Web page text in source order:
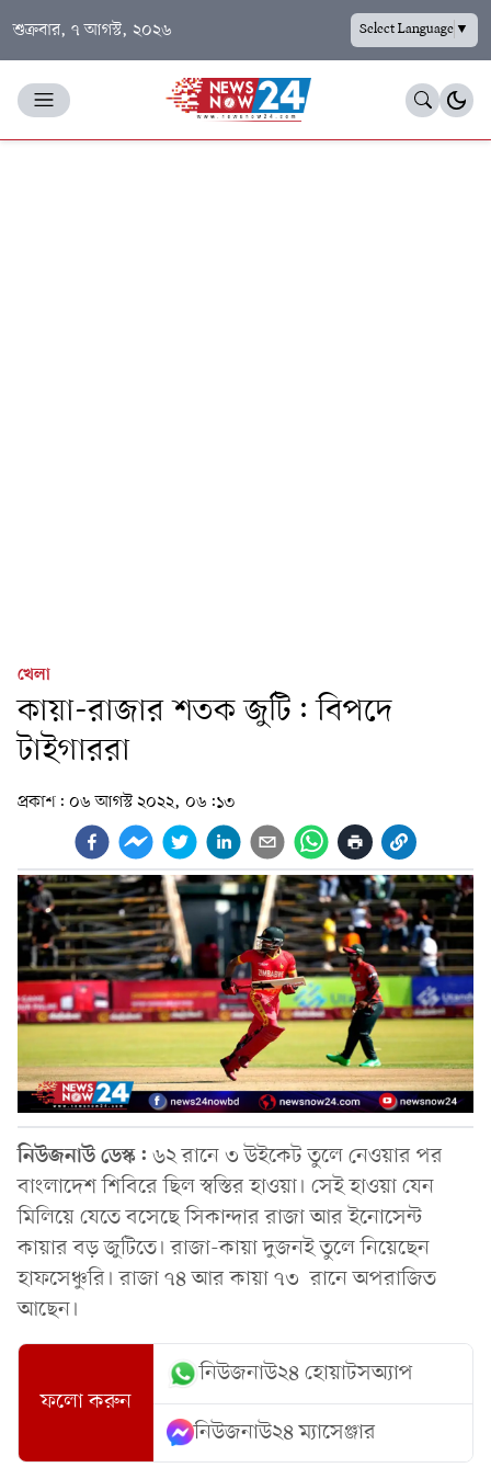
শুক্রবার, ৭ আগস্ট, ২০২৬ Select Language▼
খেলা
কায়া-রাজার শতক জুটি: বিপদে
টাইগাররা
প্রকাশ: ০৬ আগস্ট ২০২২, ০৬:১৩
নিউজনাউ ডেস্ক: ৬২ রানে ৩ উইকেট তুলে নেওয়ার পর
বাংলাদেশ শিবিরে ছিল স্বস্তির হাওয়া। সেই হাওয়া যেন
মিলিয়ে যেতে বসেছে সিকান্দার রাজা আর ইনোসেন্ট
কায়ার বড় জুটিতে। রাজা-কায়া দুজনই তুলে নিয়েছেন
হাফসেঞ্চুরি। রাজা ৭৪ আর কায়া ৭৩ রানে অপরাজিত
আছেন।
ফলো করুন
নিউজনাউ২৪ হোয়াটসঅ্যাপ
নিউজনাউ২৪ ম্যাসেঞ্জার